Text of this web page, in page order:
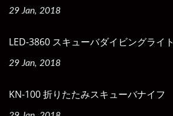
29 Jan, 2018
LED-3860 スキューバダイビングライト
29 Jan, 2018
KN-100 折りたたみスキューバナイフ